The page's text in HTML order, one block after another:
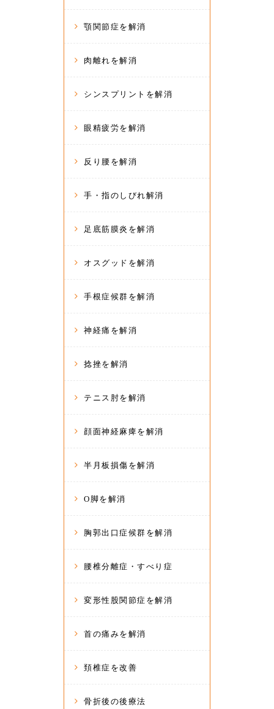
顎関節症を解消
肉離れを解消
シンスプリントを解消
眼精疲労を解消
反り腰を解消
手・指のしびれ解消
足底筋膜炎を解消
オスグッドを解消
手根症候群を解消
神経痛を解消
捻挫を解消
テニス肘を解消
顔面神経麻痺を解消
半月板損傷を解消
O脚を解消
胸郭出口症候群を解消
腰椎分離症・すべり症
変形性股関節症を解消
首の痛みを解消
頚椎症を改善
骨折後の後療法